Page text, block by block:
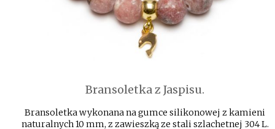
Bransoletka z Jaspisu.
Bransoletka wykonana na gumce silikonowej z kamieni
naturalnych 10 mm, z zawieszką ze stali szlachetnej 304 L.